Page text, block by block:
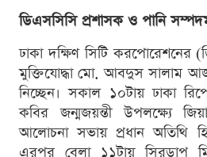
ডিএসসিসি প্রশাসক ও পানি
ঢাকা দক্ষিণ সিটি করপোরেশনের
মুক্তিযোদ্ধা মো. আবদুস সালাম আজ
নিচ্ছেন। সকাল ১০টায় ঢাকা
কবির জন্মজয়ন্তী উপলক্ষ্যে
আলোচনা সভায় প্রধান অতিথি
এরপর বেলা ১১টায় সিরডাপ